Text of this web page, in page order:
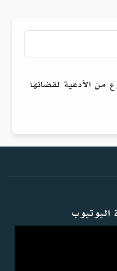
من الأدعية لقضائها
اليوتيوب